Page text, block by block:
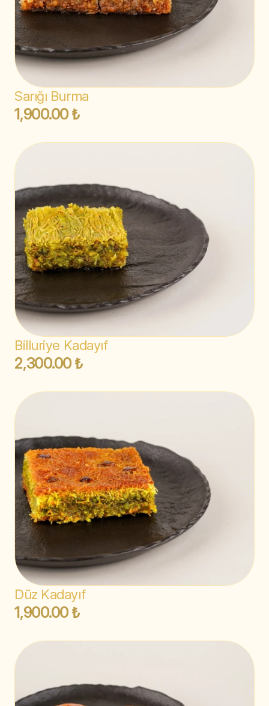
Sarığı Burma
1,900.00 ₺
Billuriye Kadayıf
2,300.00 ₺
Düz Kadayıf
1,900.00 ₺